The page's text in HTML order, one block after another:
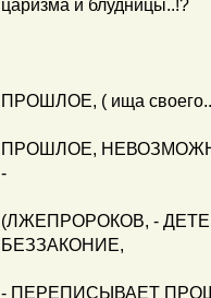
царизма и блудницы..!?
ПРОШЛОЕ, ( ища
ПРОШЛОЕ,
-
(ЛЖЕПРОРОКОВ, -
БЕЗЗАКОНИЕ,
- ПЕРЕПИСЫВАЕТ